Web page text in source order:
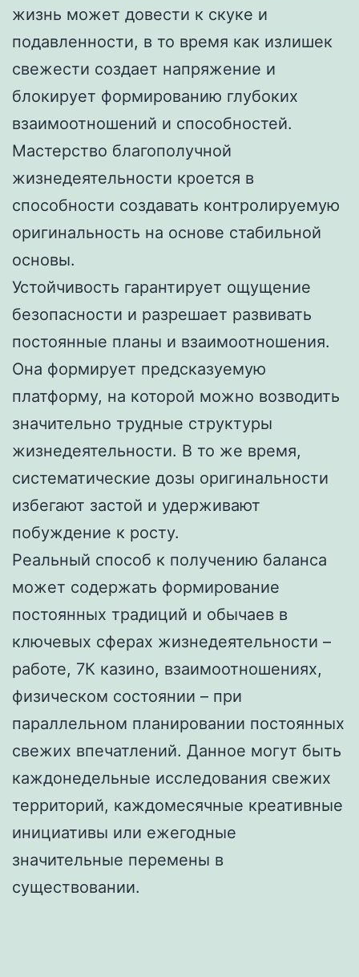
жизнь может довести к скуке и
подавленности, в то время как излишек
свежести создает напряжение и
блокирует формированию глубоких
взаимоотношений и способностей.
Мастерство благополучной
жизнедеятельности кроется в
способности создавать контролируемую
оригинальность на основе стабильной
основы.
Устойчивость гарантирует ощущение
безопасности и разрешает развивать
постоянные планы и взаимоотношения.
Она формирует предсказуемую
платформу, на которой можно возводить
значительно трудные структуры
жизнедеятельности. В то же время,
систематические дозы оригинальности
избегают застой и удерживают
побуждение к росту.
Реальный способ к получению баланса
может содержать формирование
постоянных традиций и обычаев в
ключевых сферах жизнедеятельности –
работе, 7К казино, взаимоотношениях,
физическом состоянии – при
параллельном планировании постоянных
свежих впечатлений. Данное могут быть
каждонедельные исследования свежих
территорий, каждомесячные креативные
инициативы или ежегодные
значительные перемены в
существовании.